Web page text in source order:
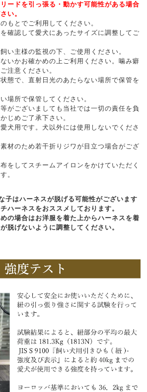
ードを引っ張る・動かす可能性がある場合
い。
もとでご利用してください。
確認して愛犬にあったサイズに調整してご
い主様の監視の下、ご使用ください。
いかお確かめの上ご利用ください。噛み癖
注意ください。
態で、直射日光のあたらない場所で保管を
場所で保管してください。
がございましても当社では一切の責任を負
じめご了承下さい。
犬用です。犬以外には使用しないでくださ
材のため若干折りジワが目立つ場合がござ
をしてスチームアイロンをかけていただく
。
子はハーネスが脱げる可能性がございます
ハーネスをおススメしております。
の場合はお洋服を着た上からハーネスを着
脱げないように調整してください。